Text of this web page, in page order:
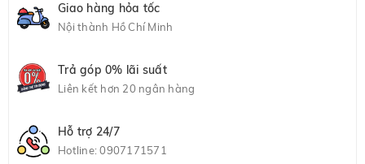
Giao hàng hỏa tốc
Nội thành Hồ Chí Minh
Trả góp 0% lãi suất
Liên kết hơn 20 ngân hàng
Hỗ trợ 24/7
Hotline:0907171571